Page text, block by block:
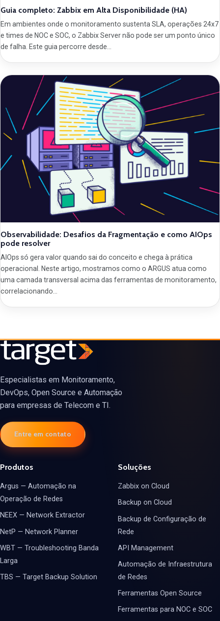
Guia completo: Zabbix em Alta Disponibilidade (HA)
Em ambientes onde o monitoramento sustenta SLA, operações 24x7
e times de NOC e SOC, o Zabbix Server não pode ser um ponto único
de falha. Este guia percorre desde…
Observabilidade: Desafios da Fragmentação e como AIOps
pode resolver
AIOps só gera valor quando sai do conceito e chega à prática
operacional. Neste artigo, mostramos como o ARGUS atua como
uma camada transversal acima das ferramentas de monitoramento,
correlacionando…
Especialistas em Monitoramento,
DevOps, Open Source e Automação
para empresas de Telecom e TI.
Entre em contato
Produtos
Argus — Automação na
Operação de Redes
NEEX — Network Extractor
NetP — Network Planner
WBT — Troubleshooting Banda
Larga
TBS — Target Backup Solution
Soluções
Zabbix on Cloud
Backup on Cloud
Backup de Configuração de
Rede
API Management
Automação de Infraestrutura
de Redes
Ferramentas Open Source
Ferramentas para NOC e SOC